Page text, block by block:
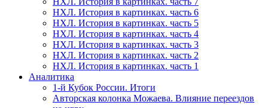
НХЛ. История в картинках. часть 6
НХЛ. История в картинках. часть 5
НХЛ. История в картинках. часть 4
НХЛ. История в картинках. часть 3
НХЛ. История в картинках. часть 2
НХЛ. История в картинках. часть 1
Аналитика
1-й Кубок России. Итоги
Авторская колонка Можаева. Влияние переездов